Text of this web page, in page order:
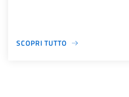
SCOPRI TUTTO